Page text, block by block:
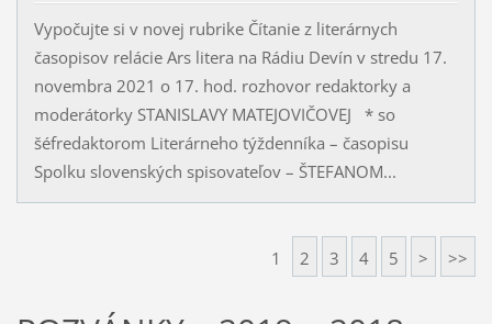
Vypočujte si v novej rubrike Čítanie z literárnych
časopisov relácie Ars litera na Rádiu Devín v stredu 17.
novembra 2021 o 17. hod. rozhovor redaktorky a
moderátorky STANISLAVY MATEJOVIČOVEJ * so
šéfredaktorom Literárneho týždenníka – časopisu
Spolku slovenských spisovateľov – ŠTEFANOM...
1 2 3 4 5 > >>